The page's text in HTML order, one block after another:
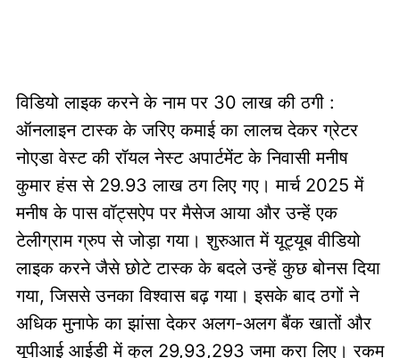
विडियो लाइक करने के नाम पर 30 लाख की ठगी :
ऑनलाइन टास्क के जरिए कमाई का लालच देकर ग्रेटर
नोएडा वेस्ट की रॉयल नेस्ट अपार्टमेंट के निवासी मनीष
कुमार हंस से 29.93 लाख ठग लिए गए। मार्च 2025 में
मनीष के पास वॉट्सऐप पर मैसेज आया और उन्हें एक
टेलीग्राम ग्रुप से जोड़ा गया। शुरुआत में यूट्यूब वीडियो
लाइक करने जैसे छोटे टास्क के बदले उन्हें कुछ बोनस दिया
गया, जिससे उनका विश्वास बढ़ गया। इसके बाद ठगों ने
अधिक मुनाफे का झांसा देकर अलग-अलग बैंक खातों और
यूपीआई आईडी में कुल 29,93,293 जमा करा लिए। रकम